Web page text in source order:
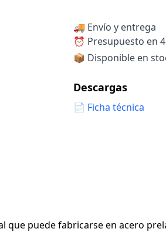
🚚 Envío y entrega
⏰ Presupuesto en
📦 Disponible en
Descargas
📄 Ficha técnica
puede fabricarse en acero